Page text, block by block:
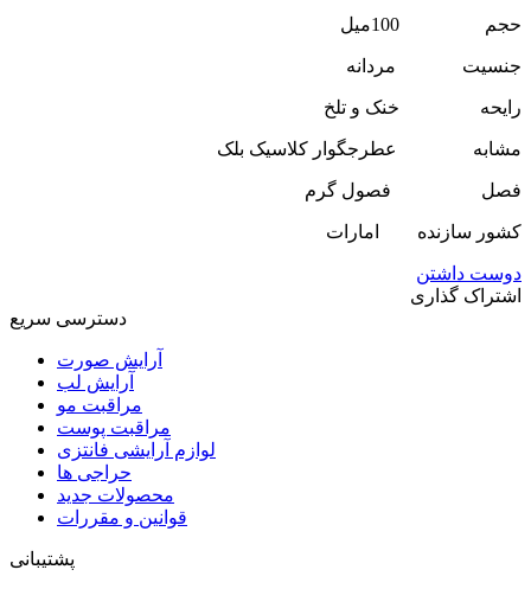
حجم 100میل
جنسیت مردانه
رایحه خنک و تلخ
مشابه عطرجگوار کلاسیک بلک
فصل فصول گرم
کشور سازنده امارات
دوست داشتن
اشتراک گذاری
دسترسی سریع
آرایش صورت
آرایش لب
مراقبت مو
مراقبت پوست
لوازم آرایشی فانتزی
حراجی ها
محصولات جدید
قوانین و مقررات
پشتیبانی